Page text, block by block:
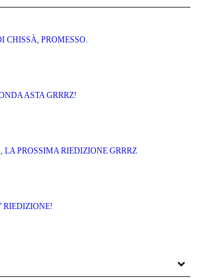
CHISSÀ, PROMESSO.
ASTA GRRRZ!
PROSSIMA RIEDIZIONE GRRRZ
RIEDIZIONE!